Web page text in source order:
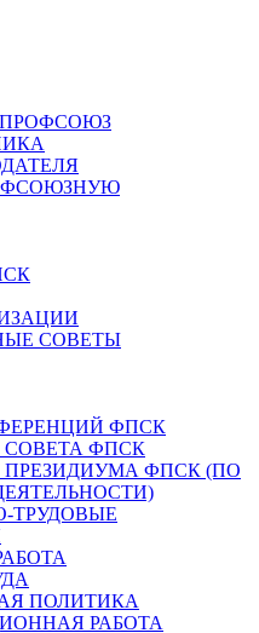
СОВЕТЫ
ФПСК
ФПСК
ФПСК (ПО
ТРУДОВЫЕ
ПОЛИТИКА
РАБОТА